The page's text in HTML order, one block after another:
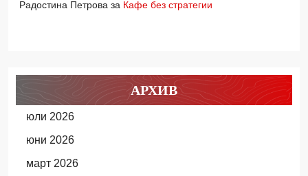
Радостина Петрова за Кафе без стратегии
АРХИВ
юли 2026
юни 2026
март 2026